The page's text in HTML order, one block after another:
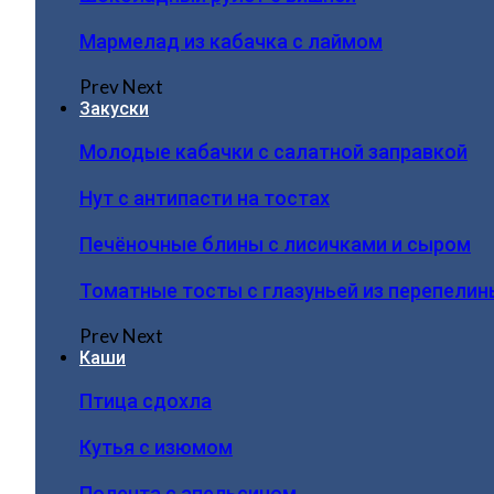
Мармелад из кабачка с лаймом
PrevNext
Закуски
Молодые кабачки с салатной заправкой
Нут с антипасти на тостах
Печёночные блины с лисичками и сыром
Томатные тосты с глазуньей из
PrevNext
Каши
Птица сдохла
Кутья с изюмом